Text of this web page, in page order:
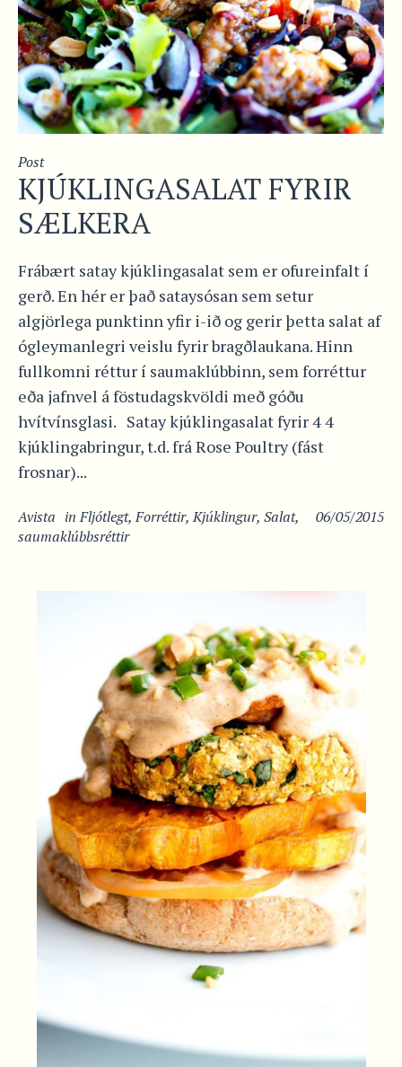
Post
KJÚKLINGASALAT FYRIR
SÆLKERA
Frábært satay kjúklingasalat sem er ofureinfalt í
gerð. En hér er það sataysósan sem setur
algjörlega punktinn yfir i-ið og gerir þetta salat af
ógleymanlegri veislu fyrir bragðlaukana. Hinn
fullkomni réttur í saumaklúbbinn, sem forréttur
eða jafnvel á föstudagskvöldi með góðu
hvítvínsglasi. Satay kjúklingasalat fyrir 4 4
kjúklingabringur, t.d. frá Rose Poultry (fást
frosnar)...
06/05/2015
Avista inFljótlegt,Forréttir,Kjúklingur, Salat,
saumaklúbbsréttir